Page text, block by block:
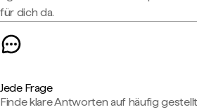
für dich da.
Jede Frage
Finde klare Antworten auf häufig